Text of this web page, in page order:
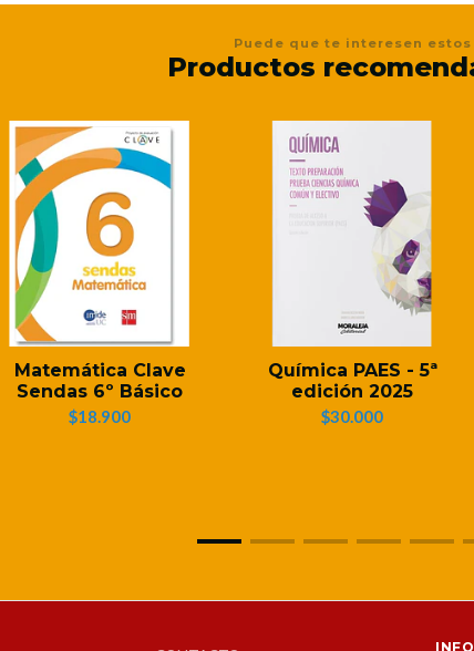
Puede que te interesen estos
Productos
Matemática Clave
Sendas 6º Básico
$18.900
Química PAES - 5ª
edición 2025
$30.000